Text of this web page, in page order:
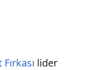
lider